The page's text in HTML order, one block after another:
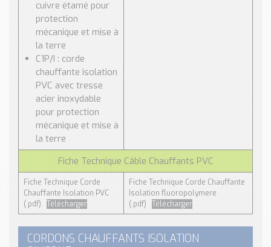
cuivre étamé pour
protection
mécanique et mise à
la terre
C1P/I : corde
chauffante isolation
PVC avec tresse
acier inoxydable
pour protection
mécanique et mise à
la terre
Fiche Technique Câble Chauffants PVC
Fiche Technique Corde
Chauffante Isolation PVC
(.pdf)
Télécharger
Fiche Technique Corde Chauffante
Isolation fluoropolymere
(.pdf)
Télécharger
CORDONS CHAUFFANTS ISOLATION